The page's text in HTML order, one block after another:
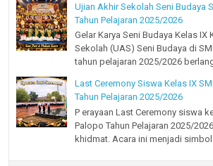
Ujian Akhir Sekolah Seni Budaya
Tahun Pelajaran 2025/2026
Gelar Karya Seni Budaya Kelas IX
Sekolah (UAS) Seni Budaya di
tahun pelajaran 2025/2026
Last Ceremony Siswa Kelas IX
Tahun Pelajaran 2025/2026
P erayaan Last Ceremony siswa
Palopo Tahun Pelajaran 2025/
khidmat. Acara ini menjadi simbol...